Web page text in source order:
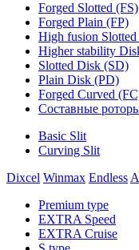
Forged Slotted (FS)
Forged Plain (FP)
High fusion
Higher stability
Slotted Disk (SD)
Plain Disk (PD)
Forged Curved
Составные
Basic Slit
Curving Slit
Dixcel Winmax Endless
Premium type
EXTRA Speed
EXTRA Cruise